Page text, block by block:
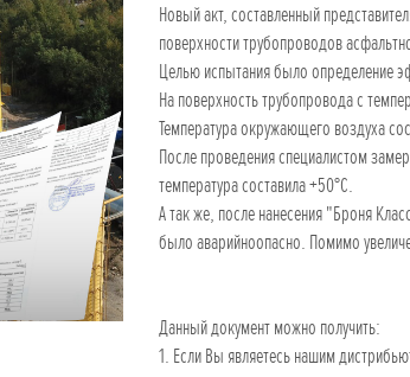
Новый акт, составленный
поверхности трубопроводов
Целью испытания было определение
На поверхность трубопровода с
Температура окружающего воздуха
После проведения специалистом
температура составила +50°С.
А так же, после нанесения "Броня
было аварийноопасно. Помимо
Данный документ можно получить:
1. Если Вы являетесь нашим